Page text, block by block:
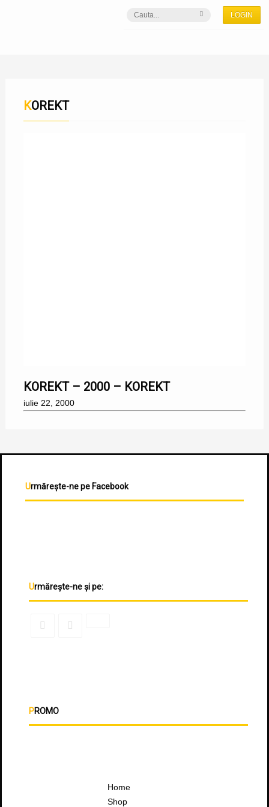
LOGIN
KOREKT
KOREKT – 2000 – KOREKT
iulie 22, 2000
Urmărește-ne pe Facebook
Urmărește-ne și pe:
PROMO
Home
Shop